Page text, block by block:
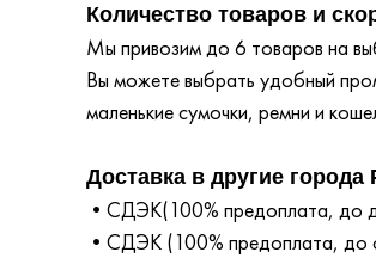
Количество товаров и
Мы привозим до 6 товаров на
Вы можете выбрать удобный
маленькие сумочки, ремни и
Доставка в другие города
•СДЭК(100% предоплата, до
•СДЭК (100% предоплата, до